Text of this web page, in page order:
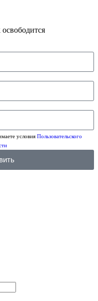
условия Пользовательского